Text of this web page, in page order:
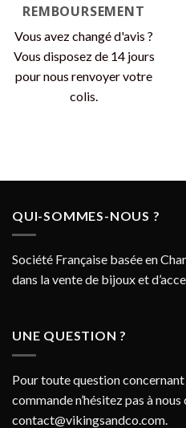
REMBOURSEMENT
Vous avez changé d'avis ?
Vous disposez de 14 jours
pour nous renvoyer votre
colis.
QUI-SOMMES-NOUS ?
Société Française basée en
dans la vente de bijoux et
UNE QUESTION ?
Pour toute question
commande n’hésitez pas à
contact@vikingsandco.com